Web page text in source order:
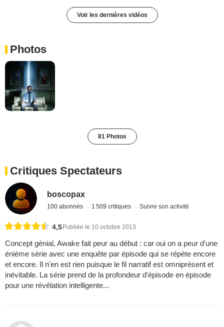
Voir les dernières vidéos
Photos
81 Photos
Critiques Spectateurs
boscopax
100 abonnés 1 509 critiques Suivre son activité
4,5 Publiée le 10 octobre 2013
Concept génial, Awake fait peur au début : car oui on a peur d'une
énième série avec une enquête par épisode qui se répète encore
et encore. Il n'en est rien puisque le fil narratif est omniprésent et
inévitable. La série prend de la profondeur d'épisode en épisode
pour une révélation intelligente...